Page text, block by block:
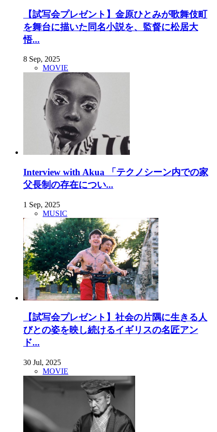
【試写会プレゼント】金原ひとみが歌舞伎町
を舞台に描いた同名小説を、監督に松居大
悟...
8 Sep, 2025
MOVIE
Interview with Akua 「テクノシーン内での家
父長制の存在につい...
1 Sep, 2025
MUSIC
【試写会プレゼント】社会の片隅に生きる人
びとの姿を映し続けるイギリスの名匠アン
ド...
30 Jul, 2025
MOVIE